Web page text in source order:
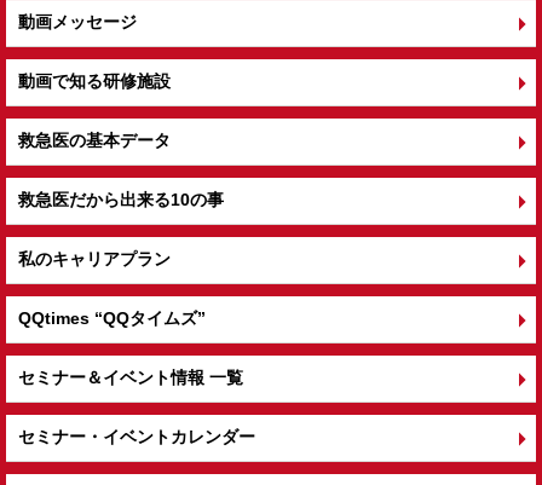
動画メッセージ
動画で知る研修施設
救急医の基本データ
救急医だから出来る10の事
私のキャリアプラン
QQtimes “QQタイムズ”
セミナー＆イベント情報 一覧
セミナー・イベントカレンダー